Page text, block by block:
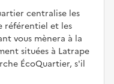
centralise les
référentiel et les
vous mènera à la
situées à Latrape
ÉcoQuartier, s'il